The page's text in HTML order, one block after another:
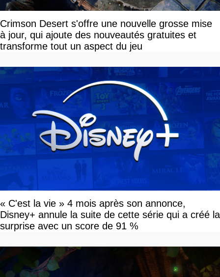
Crimson Desert s'offre une nouvelle grosse mise
à jour, qui ajoute des nouveautés gratuites et
transforme tout un aspect du jeu
« C'est la vie » 4 mois après son annonce,
Disney+ annule la suite de cette série qui a créé la
surprise avec un score de 91 %